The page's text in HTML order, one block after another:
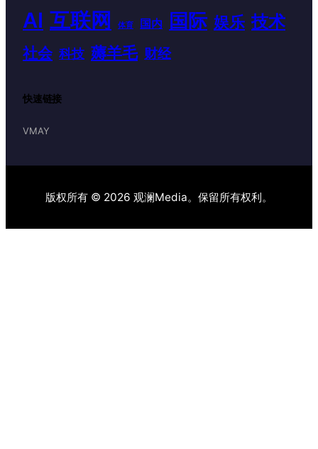
AI 互联网 体育 国内 国际 娱乐 技术
社会 科技 薅羊毛 财经
快速链接
VMAY
版权所有 © 2026 观澜Media。保留所有权利。